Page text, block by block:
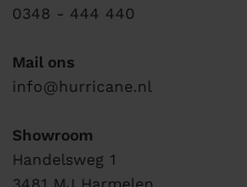
0348 - 444 440
Mail ons
info@hurricane.nl
Showroom
Handelsweg 1